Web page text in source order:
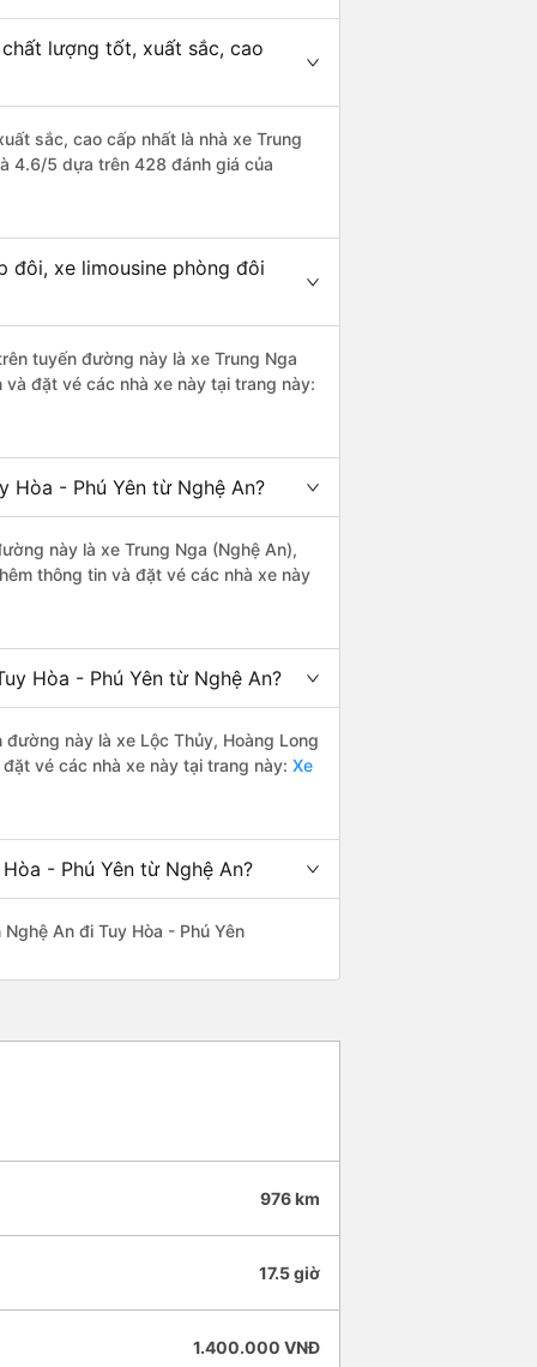
lượng tốt, xuất sắc, cao
sắc, cao cấp nhất là nhà xe Trung
4.6/5 dựa trên 428 đánh giá của
đôi, xe limousine phòng đôi
tuyến đường này là xe Trung Nga
đặt vé các nhà xe này tại trang này:
Hòa - Phú Yên từ Nghệ An?
này là xe Trung Nga (Nghệ An),
thông tin và đặt vé các nhà xe này
Hòa - Phú Yên từ Nghệ An?
này là xe Lộc Thủy, Hoàng Long
vé các nhà xe này tại trang này: Xe
- Phú Yên từ Nghệ An?
An đi Tuy Hòa - Phú Yên
976 km
17.5 giờ
1.400.000 VNĐ